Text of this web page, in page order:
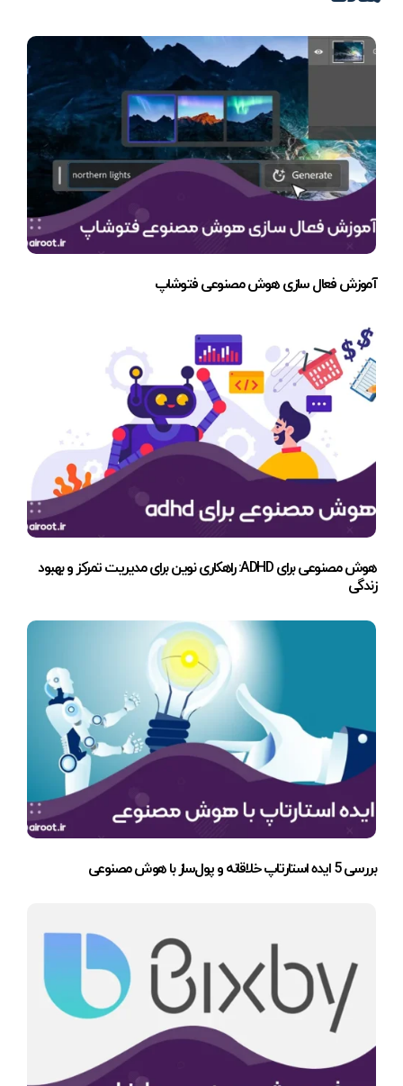
آموزش فعال سازی هوش مصنوعی فتوشاپ
هوش مصنوعی برای ADHD: راهکاری نوین برای مدیریت تمرکز و بهبود
زندگی
بررسی 5 ایده استارتاپ خلاقانه و پول‌ساز با هوش مصنوعی